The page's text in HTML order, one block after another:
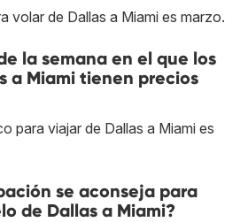
volar de Dallas a Miami es marzo.
la semana en el que los
a Miami tienen precios
para viajar de Dallas a Miami es
se aconseja para
de Dallas a Miami?